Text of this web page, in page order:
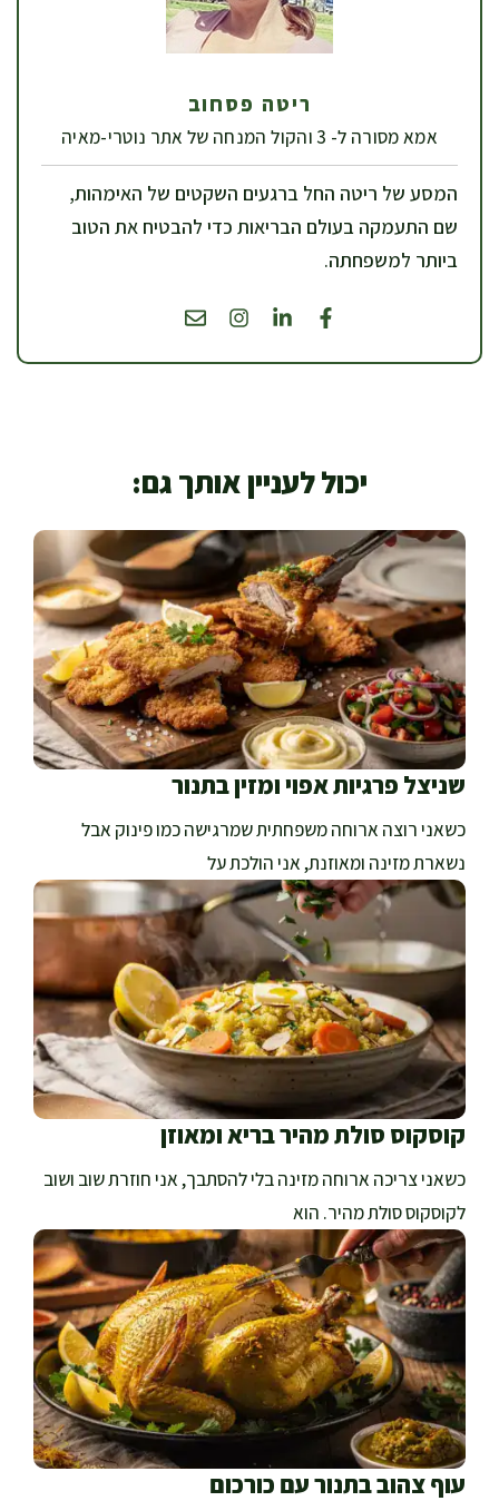
ריטה פסחוב
אמא מסורה ל- 3 והקול המנחה של אתר נוטרי-מאיה
המסע של ריטה החל ברגעים השקטים של האימהות,
שם התעמקה בעולם הבריאות כדי להבטיח את הטוב
ביותר למשפחתה.
יכול לעניין אותך גם:
שניצל פרגיות אפוי ומזין בתנור
כשאני רוצה ארוחה משפחתית שמרגישה כמו פינוק אבל
נשארת מזינה ומאוזנת, אני הולכת על
קוסקוס סולת מהיר בריא ומאוזן
כשאני צריכה ארוחה מזינה בלי להסתבך, אני חוזרת שוב ושוב
לקוסקוס סולת מהיר. הוא
עוף צהוב בתנור עם כורכום